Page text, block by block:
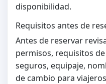
disponibilidad.
Requisitos antes de
Antes de reservar
permisos, requisitos
seguros, equipaje,
de cambio para